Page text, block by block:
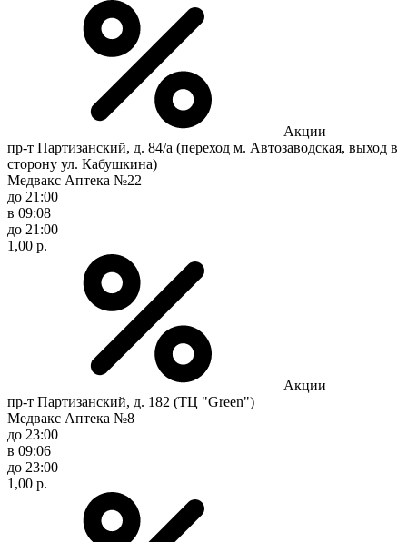
Акции
пр-т Партизанский, д. 84/а (переход м. Автозаводская, выход в
сторону ул. Кабушкина)
Медвакс Аптека №22
до 21:00
в 09:08
до 21:00
1,00 р.
Акции
пр-т Партизанский, д. 182 (ТЦ "Green")
Медвакс Аптека №8
до 23:00
в 09:06
до 23:00
1,00 р.